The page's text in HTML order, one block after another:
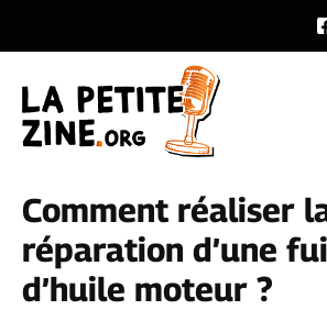
contenu
Comment réaliser
réparation d’une
d’huile moteur ?